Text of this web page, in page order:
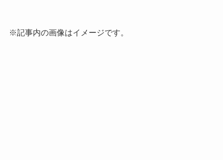
※記事内の画像はイメージです。